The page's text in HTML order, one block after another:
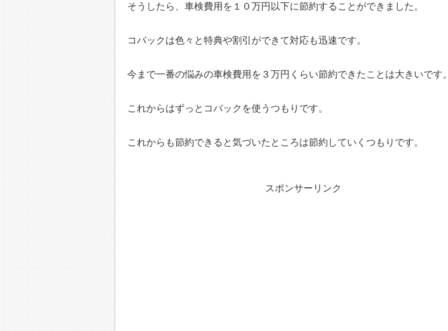
そうしたら、車検費用を１０万円以下に節約することができました。
コバックは色々と特典や割引ができて対応も迅速です。
今まで一番の悩みの車検費用を３万円くらい節約できたことは大きいです。
これからはずっとコバックを使うつもりです。
これからも節約できると気づいたところは節約していくつもりです。
スポンサーリンク